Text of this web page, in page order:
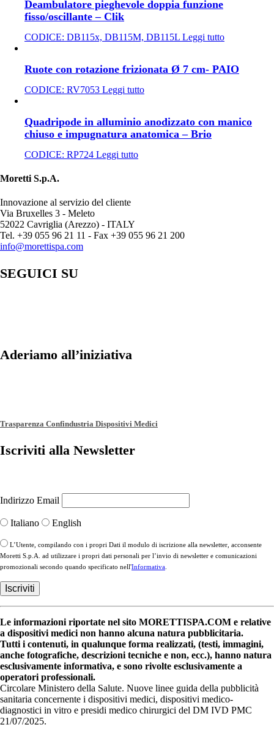
Deambulatore pieghevole doppia funzione
fisso/oscillante – Clik
CODICE: DB115x, DB115M, DB115L Leggi tutto
Ruote con rotazione frizionata Ø 7 cm- PAIO
CODICE: RV7053 Leggi tutto
Quadripode in alluminio anodizzato con manico
chiuso e impugnatura anatomica – Brio
CODICE: RP724 Leggi tutto
Moretti S.p.A.
Innovazione al servizio del cliente
Via Bruxelles 3 - Meleto
52022 Cavriglia (Arezzo) - ITALY
Tel. +39 055 96 21 11 - Fax +39 055 96 21 200
info@morettispa.com
SEGUICI SU
Aderiamo all’iniziativa
Trasparenza Confindustria Dispositivi Medici
Iscriviti alla Newsletter
Indirizzo Email
Italiano English
L’Utente, compilando con i propri Dati il modulo di iscrizione alla newsletter, acconsente
Moretti S.p.A. ad utilizzare i propri dati personali per l’invio di newsletter e comunicazioni
promozionali secondo quando specificato nell'Informativa
Le informazioni riportate nel sito MORETTISPA.COM e relative
a dispositivi medici non hanno alcuna natura pubblicitaria.
Tutti i contenuti, in qualunque forma realizzati, (testi, immagini,
anche fotografiche, descrizioni tecniche e non, ecc.), hanno natura
esclusivamente informativa, e sono rivolte esclusivamente a
operatori professionali.
Circolare Ministero della Salute. Nuove linee guida della pubblicità
sanitaria concernente i dispositivi medici, dispositivi medico-
diagnostici in vitro e presidi medico chirurgici del DM IVD PMC
21/07/2025.